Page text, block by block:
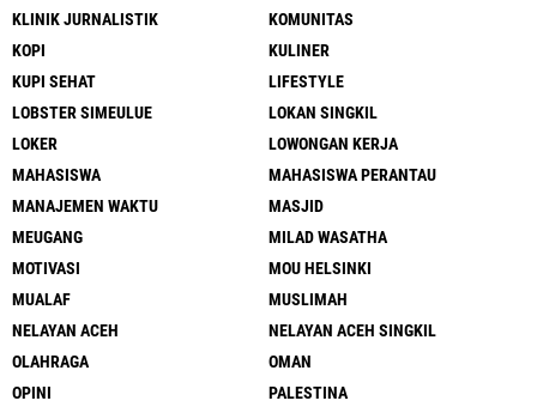
KLINIK JURNALISTIK
KOMUNITAS
KOPI
KULINER
KUPI SEHAT
LIFESTYLE
LOBSTER SIMEULUE
LOKAN SINGKIL
LOKER
LOWONGAN KERJA
MAHASISWA
MAHASISWA PERANTAU
MANAJEMEN WAKTU
MASJID
MEUGANG
MILAD WASATHA
MOTIVASI
MOU HELSINKI
MUALAF
MUSLIMAH
NELAYAN ACEH
NELAYAN ACEH SINGKIL
OLAHRAGA
OMAN
OPINI
PALESTINA